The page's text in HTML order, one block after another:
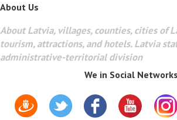
About Us
About Latvia, villages, counties, cities of
tourism, attractions, and hotels. Latvia
administrative-territorial division
We in Social Networks